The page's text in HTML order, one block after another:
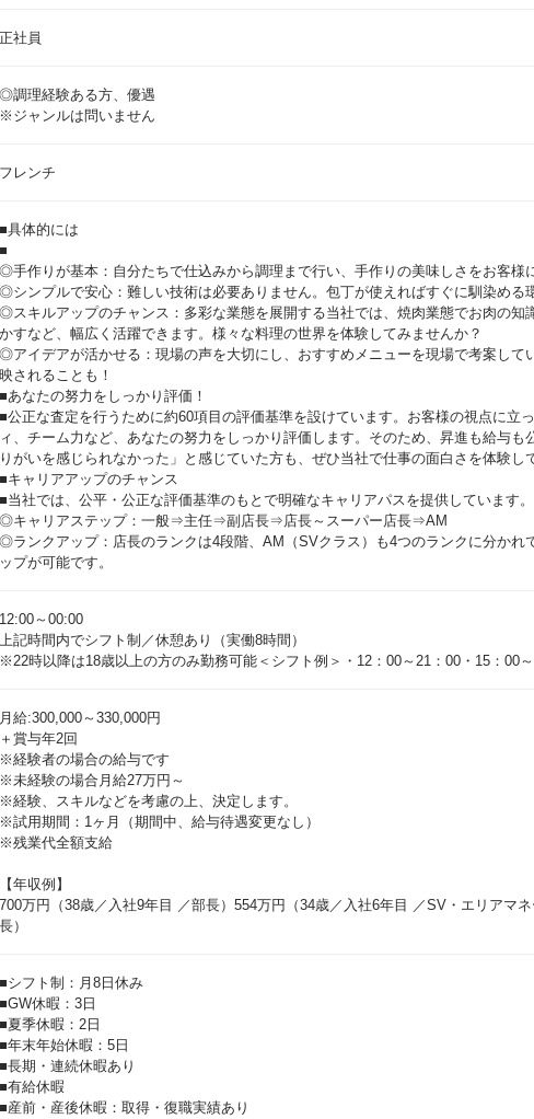
正社員
◎調理経験ある方、優遇
※ジャンルは問いません
フレンチ
■具体的には
■
◎手作りが基本：自分たちで仕込みから調理まで行い、手作りの美味しさをお客様
◎シンプルで安心：難しい技術は必要ありません。包丁が使えればすぐに馴染める
◎スキルアップのチャンス：多彩な業態を展開する当社では、焼肉業態でお肉の知
かすなど、幅広く活躍できます。様々な料理の世界を体験してみませんか？
◎アイデアが活かせる：現場の声を大切にし、おすすめメニューを現場で考案して
映されることも！
■あなたの努力をしっかり評価！
■公正な査定を行うために約60項目の評価基準を設けています。お客様の視点に立
ィ、チーム力など、あなたの努力をしっかり評価します。そのため、昇進も給与
りがいを感じられなかった」と感じていた方も、ぜひ当社で仕事の面白さを体験し
■キャリアアップのチャンス
■当社では、公平・公正な評価基準のもとで明確なキャリアパスを提供しています。
◎キャリアステップ：一般⇒主任⇒副店長⇒店長～スーパー店長⇒AM
◎ランクアップ：店長のランクは4段階、AM（SVクラス）も4つのランクに分かれ
ップが可能です。
12:00～00:00
上記時間内でシフト制／休憩あり（実働8時間）
※22時以降は18歳以上の方のみ勤務可能＜シフト例＞・12：00～21：00・15：00
月給:300,000～330,000円
＋賞与年2回
※経験者の場合の給与です
※未経験の場合月給27万円～
※経験、スキルなどを考慮の上、決定します。
※試用期間：1ヶ月（期間中、給与待遇変更なし）
※残業代全額支給
【年収例】
700万円（38歳／入社9年目 ／部長）554万円（34歳／入社6年目 ／SV・エリアマ
■シフト制：月8日休み
■GW休暇：3日
■夏季休暇：2日
■年末年始休暇：5日
■長期・連続休暇あり
■有給休暇
■産前・産後休暇：取得・復職実績あり